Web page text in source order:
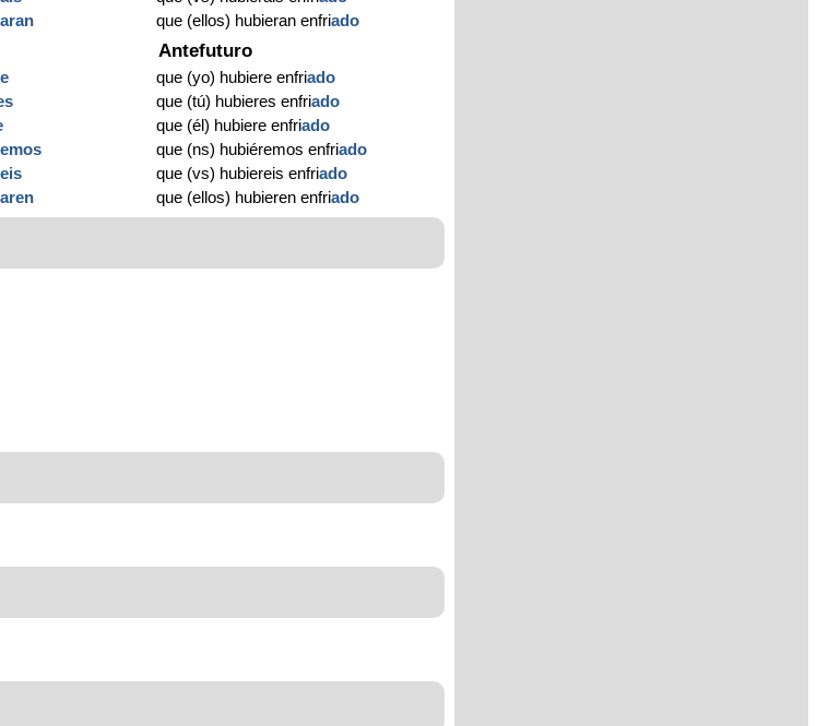
aran
que (ellos) hubieran enfriado
aren
Antefuturo
que (yo) hubiere enfriado
que (tú) hubieres enfriado
que (él) hubiere enfriado
que (ns) hubiéremos enfriado
que (vs) hubiereis enfriado
que (ellos) hubieren enfriado